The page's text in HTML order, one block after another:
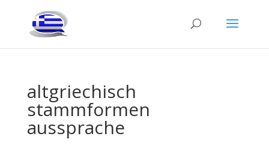
altgriechisch
stammformen
aussprache